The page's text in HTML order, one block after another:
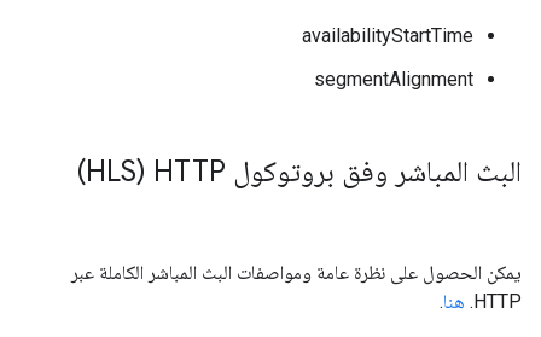
availabilityStartTime
segmentAlignment
البث المباشر وفق بروتوكول HTTP ‏(HLS)
يمكن الحصول على نظرة عامة ومواصفات البث المباشر الكاملة عبر
HTTP. هنا.